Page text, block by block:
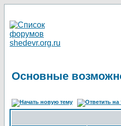
Основные